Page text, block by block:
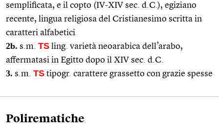
semplificata, e il copto (IV-XIV sec. d.C.), egiziano
recente, lingua religiosa del Cristianesimo scritta in
caratteri alfabetici
2b. s.m. TS ling. varietà neoarabica dell’arabo,
affermatasi in Egitto dopo il XIV sec. d.C.
3. s.m. TS tipogr. carattere grassetto con grazie spesse
Polirematiche